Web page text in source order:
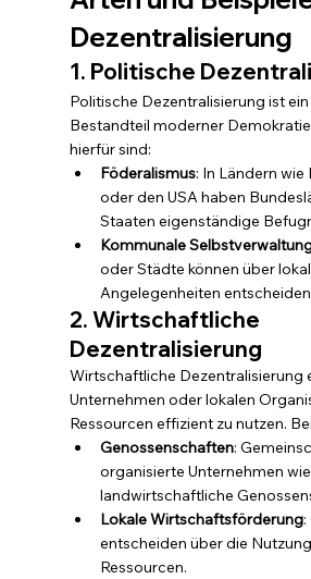
Dezentralisierung
1. Politische
Politische Dezentralisierung ist
Bestandteil moderner
hierfür sind:
Föderalismus: In Ländern
oder den USA haben
Staaten eigenständige
Kommunale
oder Städte können über
Angelegenheiten
2. Wirtschaftliche
Dezentralisierung
Wirtschaftliche Dezentralisierung
Unternehmen oder lokalen
Ressourcen effizient zu nutzen.
Genossenschaften:
organisierte Unternehmen wie
landwirtschaftliche
Lokale Wirtschaftsförderung:
entscheiden über die
Ressourcen.